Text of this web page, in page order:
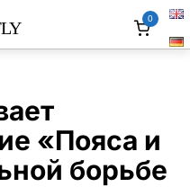
0
«Пояса и
борьбе